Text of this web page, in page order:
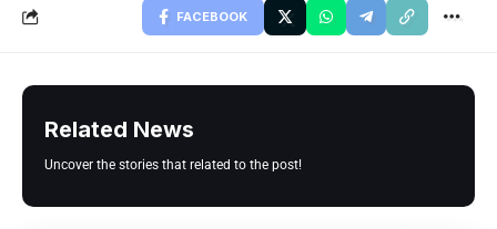
FACEBOOK
Related News
Uncover the stories that related to the post!